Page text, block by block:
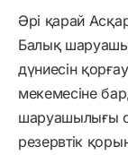
Әрі қарай
Балық
дүниесін
мекемесіне
шаруашылығы
резервтік